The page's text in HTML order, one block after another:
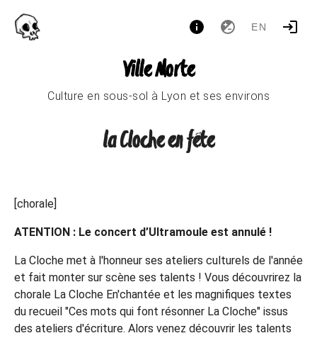
EN
Ville Morte
Culture en sous-sol à Lyon et ses environs
la Cloche en fête
[chorale]
ATENTION : Le concert d’Ultramoule est annulé !
La Cloche met à l'honneur ses ateliers culturels de l'année
et fait monter sur scène ses talents ! Vous découvrirez la
chorale La Cloche En'chantée et les magnifiques textes
du recueil "Ces mots qui font résonner La Cloche" issus
des ateliers d'écriture. Alors venez découvrir les talents